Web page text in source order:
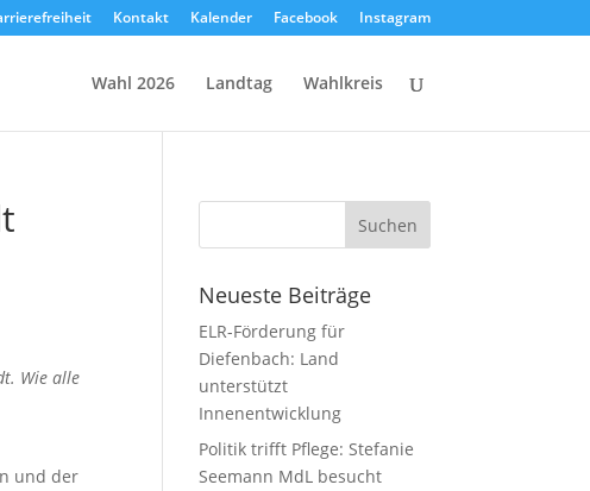
Kontakt Kalender Facebook Instagram
Wahl 2026 Landtag Wahlkreis
Wie alle
und der
Neueste Beiträge
ELR-Förderung für
Diefenbach: Land
unterstützt
Innenentwicklung
Politik trifft Pflege: Stefanie
Seemann MdL besucht